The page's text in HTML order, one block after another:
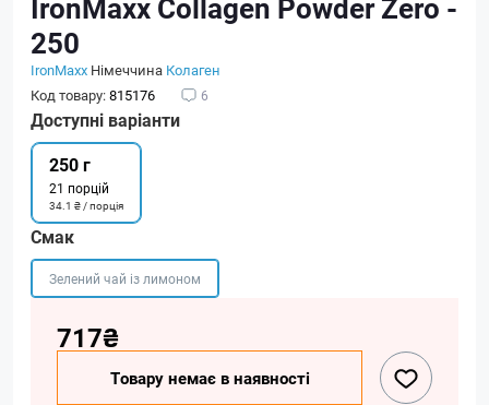
IronMaxx Collagen Powder Zero -
250
IronMaxx Німеччина Колаген
Код товару:815176 6
Доступні варіанти
250 г
21 порцій
34.1 ₴ / порція
Смак
Зелений чай із лимоном
717₴
Товару немає в наявності